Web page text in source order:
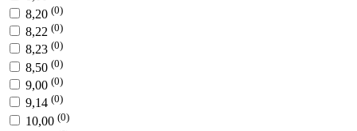
8,20 (0)
8,22 (0)
8,23 (0)
8,50 (0)
9,00 (0)
9,14 (0)
10,00 (0)